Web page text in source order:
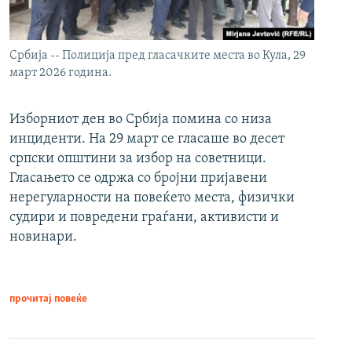
Србија -- Полиција пред гласачките места во Кула, 29
март 2026 година.
Изборниот ден во Србија помина со низа
инциденти. На 29 март се гласаше во десет
српски општини за избор на советници.
Гласањето се одржа со бројни пријавени
нерегуларности на повеќето места, физички
судири и повредени граѓани, активисти и
новинари.
прочитај повеќе